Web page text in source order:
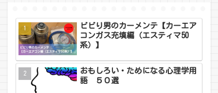
ビビり男のカーメンテ【カーエア
コンガス充填編（エスティマ50
系）】
おもしろい・ためになる心理学用
語 ５０選